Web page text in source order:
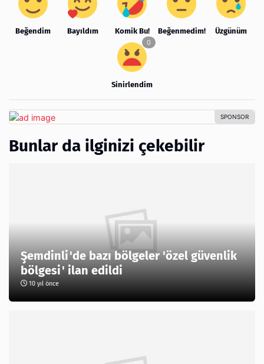
Beğendim Bayıldım Komik Bu! Beğenmedim! Üzgünüm
Sinirlendim
Bunlar da ilginizi çekebilir
Şemdinli'de bazı bölgeler 'özel güvenlik
bölgesi' ilan edildi
10 yıl önce